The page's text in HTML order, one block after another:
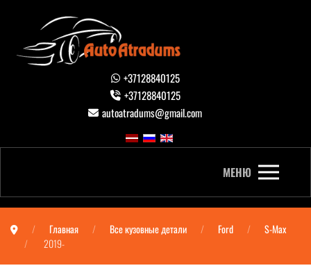
+37128840125
+37128840125
autoatradums@gmail.com
МЕНЮ
Главная Все кузовные детали Ford
S-Max
2019-